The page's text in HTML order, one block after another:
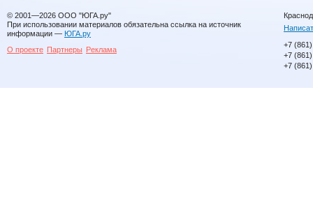
© 2001—2026 ООО "ЮГА.ру"
При использовании материалов обязательна ссылка на источник
информации — ЮГА.ру
О проекте Партнеры Реклама
+7
+7
+7